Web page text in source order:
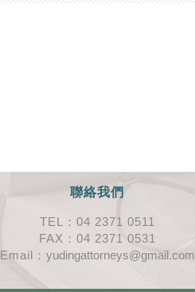
聯絡我們
TEL：04 2371 0511
FAX：04 2371 0531
Email： yudingattorneys@gmail.com